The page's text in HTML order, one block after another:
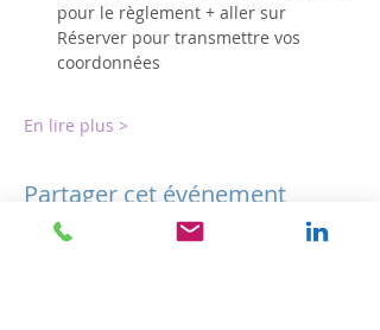
pour le règlement + aller sur
Réserver pour transmettre vos
coordonnées
En lire plus >
Partager cet événement